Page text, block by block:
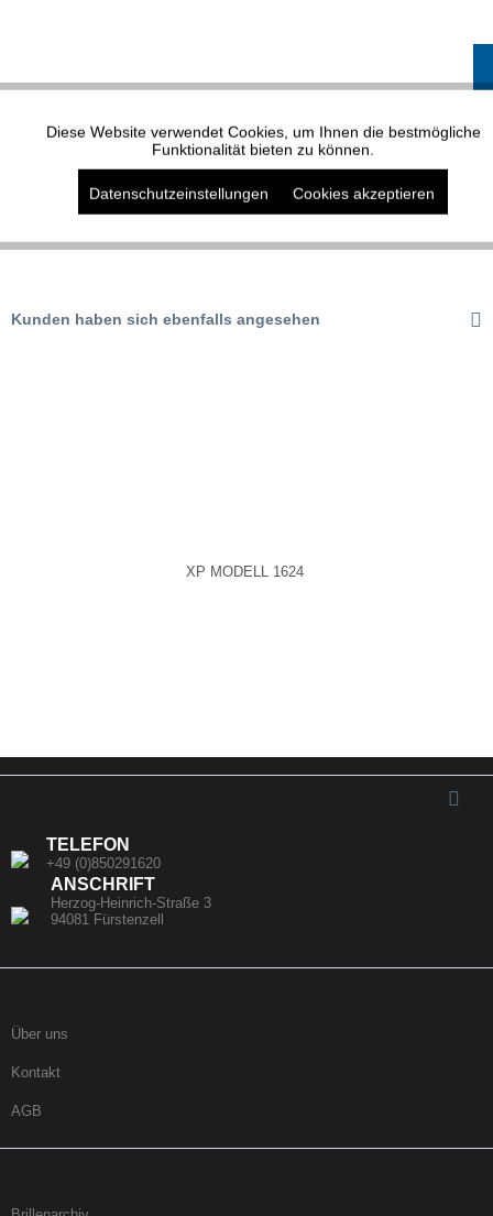
Kunden haben sich ebenfalls angesehen
XP MODELL 1624
TELEFON
+49 (0)850291620
ANSCHRIFT
Herzog-Heinrich-Straße 3
94081 Fürstenzell
Über uns
Kontakt
AGB
Funktionale Aktiv
Marketing Aktiv
Diese Website verwendet Cookies, um Ihnen die bestmögliche
Funktionalität bieten zu können.
Datenschutzeinstellungen Cookies akzeptieren